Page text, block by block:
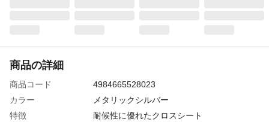
商品の詳細
商品コード
4984665528023
カラー
メタリックシルバー
特徴
耐候性に優れたクロスシート